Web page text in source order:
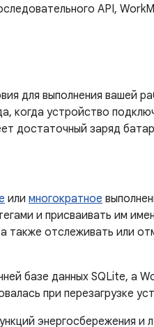
API,
для выполнения вашей
когда устройство
достаточный заряд
или многократное
и присваивать им
также отслеживать или
базе данных SQLite, а
при перезагрузке
энергосбережения и